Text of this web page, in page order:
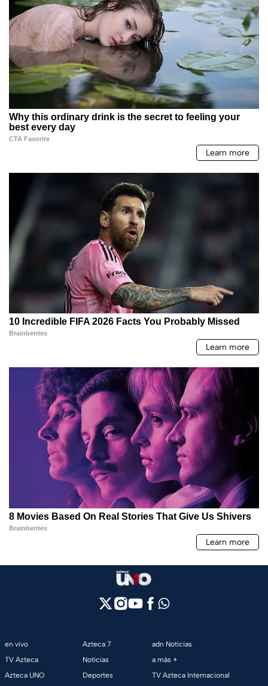
en vivo
TV Azteca
Azteca UNO
Azteca 7
Noticias
Deportes
adn Noticias
a más +
TV Azteca Internacional